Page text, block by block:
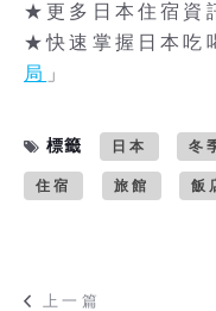
★更多日本住宿資
★快速掌握日本吃
局 」
標籤 日本 冬
住宿 旅館 飯
上一篇